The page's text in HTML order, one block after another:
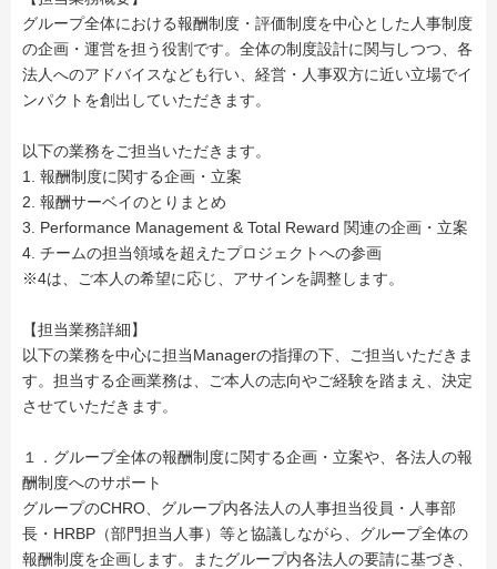
グループ全体における報酬制度・評価制度を中心とした人事制度
の企画・運営を担う役割です。全体の制度設計に関与しつつ、各
法人へのアドバイスなども行い、経営・人事双方に近い立場でイ
ンパクトを創出していただきます。
以下の業務をご担当いただきます。
1. 報酬制度に関する企画・立案
2. 報酬サーベイのとりまとめ
3. Performance Management & Total Reward 関連の企画・立案
4. チームの担当領域を超えたプロジェクトへの参画
※4は、ご本人の希望に応じ、アサインを調整します。
【担当業務詳細】
以下の業務を中心に担当Managerの指揮の下、ご担当いただきま
す。担当する企画業務は、ご本人の志向やご経験を踏まえ、決定
させていただきます。
１．グループ全体の報酬制度に関する企画・立案や、各法人の報
酬制度へのサポート
グループのCHRO、グループ内各法人の人事担当役員・人事部
長・HRBP（部門担当人事）等と協議しながら、グループ全体の
報酬制度を企画します。またグループ内各法人の要請に基づき、